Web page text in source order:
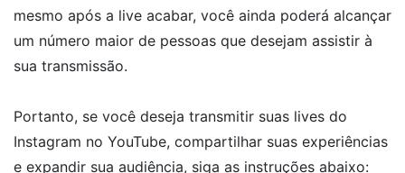
mesmo após a live acabar, você ainda poderá alcançar
um número maior de pessoas que desejam assistir à
sua transmissão.
Portanto, se você deseja transmitir suas lives do
Instagram no YouTube, compartilhar suas experiências
e expandir sua audiência, siga as instruções abaixo: